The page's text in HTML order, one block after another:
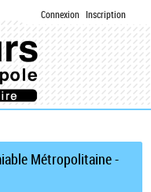
Connexion Inscription
Métropolitaine -